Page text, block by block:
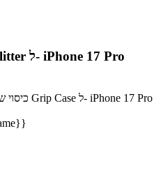
כיסוי שקוף עם נצנצים קשיח במיוחד מבית Grip Case ל- iPhone 17 Pro